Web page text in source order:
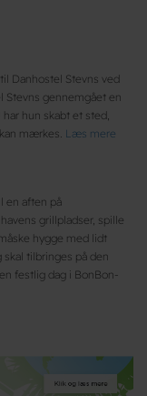
Danhostel Stevns ved
Stevns gennemgået en
hun skabt et sted,
mærkes. Læs mere
en aften på
grillpladser, spille
hygge med lidt
tilbringes på den
festlig dag i BonBon-